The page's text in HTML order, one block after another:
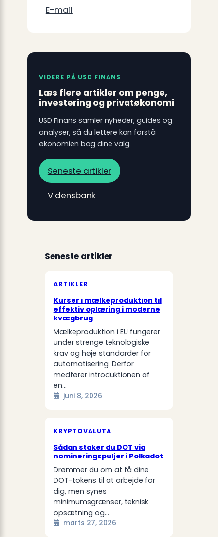
E-mail
VIDERE PÅ USD FINANS
Læs flere artikler om penge,
investering og privatøkonomi
USD Finans samler nyheder, guides og
analyser, så du lettere kan forstå
økonomien bag dine valg.
Seneste artikler
Vidensbank
Seneste artikler
ARTIKLER
Kurser i mælkeproduktion til
effektiv oplæring i moderne
kvægbrug
Mælkeproduktion i EU fungerer
under strenge teknologiske
krav og høje standarder for
automatisering. Derfor
medfører introduktionen af
en…
juni 8, 2026
KRYPTOVALUTA
Sådan staker du DOT via
nomineringspuljer i Polkadot
Drømmer du om at få dine
DOT-tokens til at arbejde for
dig, men synes
minimumsgrænser, teknisk
opsætning og…
marts 27, 2026